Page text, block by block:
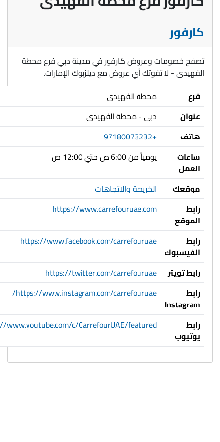
كارفور
تصفح خصومات وعروض كارفور في مدينة دبي فرع محطة
الفهيدى - لا تفوتك أي عروض مع ديلزبوك الإمارات.
فرع
محطة الفهيدى
عنوان
دبى - محطة الفهيدى
هاتف
+97180073232
ساعات
العمل
يومياً من 6:00 ص حتي 12:00 ص
موقعك
الخريطة والاتجاهات
رابط
الموقع
https://www.carrefouruae.com
رابط
الفيسبوك
https://www.facebook.com/carrefouruae
رابط تويتر
https://twitter.com/carrefouruae
رابط
Instagram
https://www.instagram.com/carrefouruae/
رابط
يوتيوب
www.youtube.com/c/CarrefourUAE/featured